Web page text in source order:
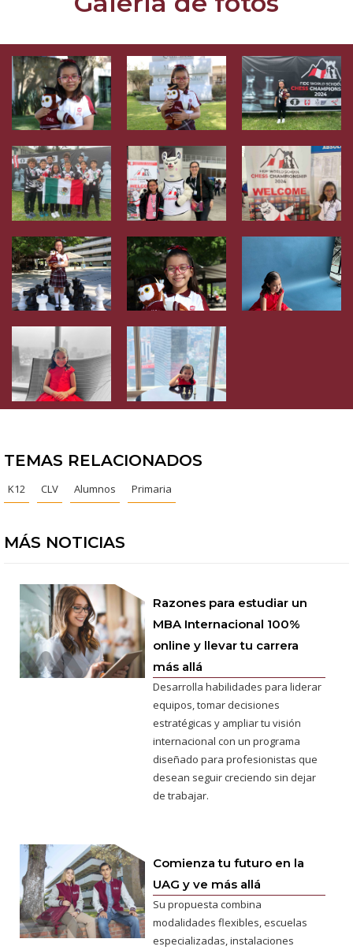
TEMAS RELACIONADOS
K12 CLV Alumnos Primaria
MÁS NOTICIAS
Razones para estudiar un
MBA Internacional 100%
online y llevar tu carrera
más allá
Desarrolla habilidades para liderar
equipos, tomar decisiones
estratégicas y ampliar tu visión
internacional con un programa
diseñado para profesionistas que
desean seguir creciendo sin dejar
de trabajar.
Comienza tu futuro en la
UAG y ve más allá
Su propuesta combina
modalidades flexibles, escuelas
especializadas, instalaciones